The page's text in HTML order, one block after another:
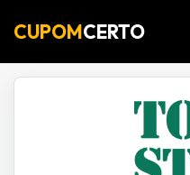
CUPOMCERTO